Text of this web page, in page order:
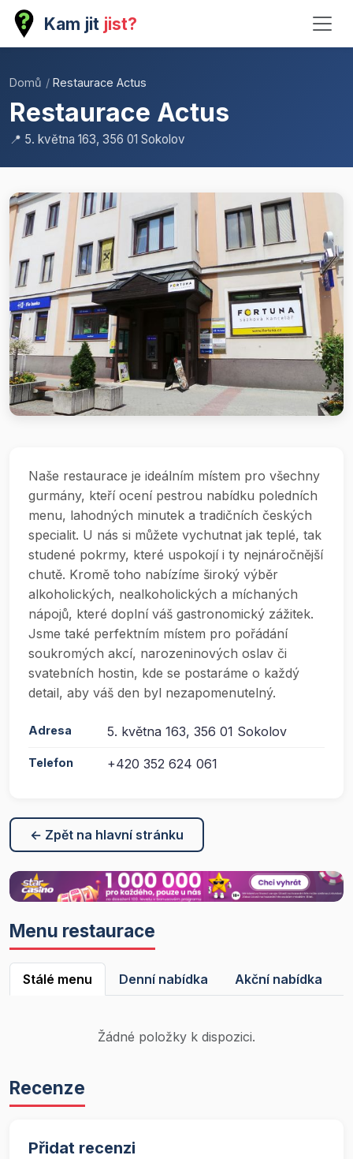
Kam jit jist?
Domů / Restaurace Actus
Restaurace Actus
📍 5. května 163, 356 01 Sokolov
Naše restaurace je ideálním místem pro všechny
gurmány, kteří ocení pestrou nabídku poledních
menu, lahodných minutek a tradičních českých
specialit. U nás si můžete vychutnat jak teplé, tak
studené pokrmy, které uspokojí i ty nejnáročnější
chutě. Kromě toho nabízíme široký výběr
alkoholických, nealkoholických a míchaných
nápojů, které doplní váš gastronomický zážitek.
Jsme také perfektním místem pro pořádání
soukromých akcí, narozeninových oslav či
svatebních hostin, kde se postaráme o každý
detail, aby váš den byl nezapomenutelný.
Adresa 5. května 163, 356 01 Sokolov
Telefon +420 352 624 061
← Zpět na hlavní stránku
Menu restaurace
Stálé menu Denní nabídka Akční nabídka
Žádné položky k dispozici.
Recenze
Přidat recenzi